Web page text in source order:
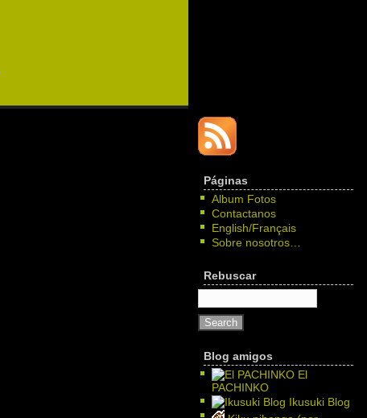
Páginas
Album Fotos
Contactanos
English/Français
Sobre nosotros…
Rebuscar
Blog amigos
El
PACHINKO
Ikusuki Blog